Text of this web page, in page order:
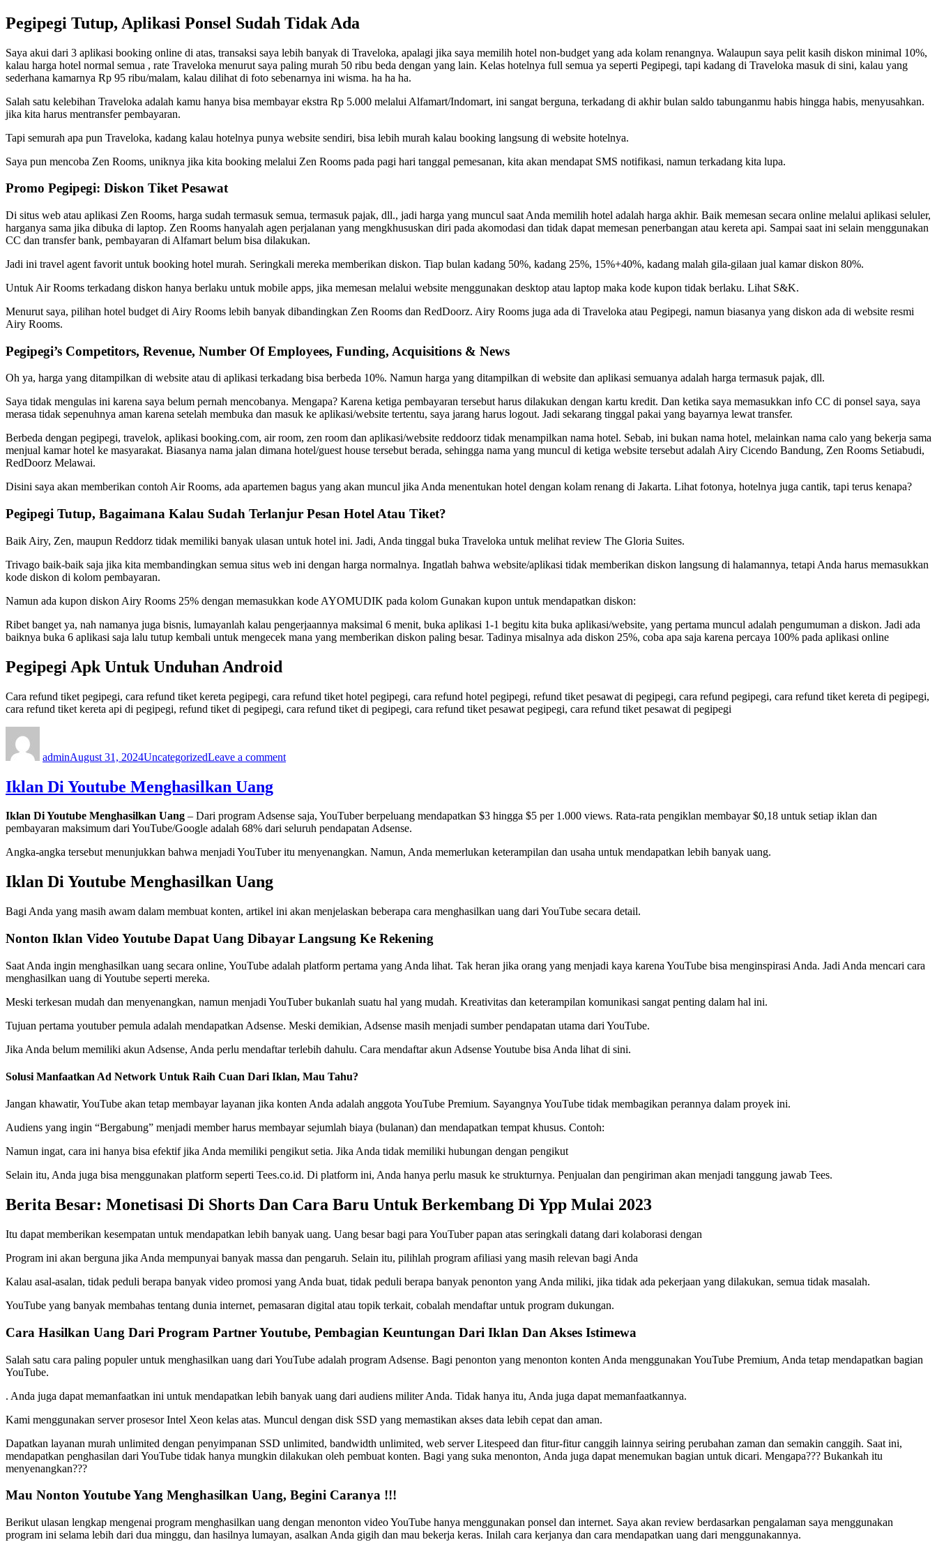
Pegipegi Tutup, Aplikasi Ponsel Sudah Tidak Ada
Saya akui dari 3 aplikasi booking online di atas, transaksi saya lebih banyak di Traveloka, apalagi jika saya memilih hotel non-budget yang ada kolam renangnya. Walaupun saya pelit kasih diskon minimal 10%,
kalau harga hotel normal semua , rate Traveloka menurut saya paling murah 50 ribu beda dengan yang lain. Kelas hotelnya full semua ya seperti Pegipegi, tapi kadang di Traveloka masuk di sini, kalau yang
sederhana kamarnya Rp 95 ribu/malam, kalau dilihat di foto sebenarnya ini wisma. ha ha ha.
Salah satu kelebihan Traveloka adalah kamu hanya bisa membayar ekstra Rp 5.000 melalui Alfamart/Indomart, ini sangat berguna, terkadang di akhir bulan saldo tabunganmu habis hingga habis, menyusahkan.
jika kita harus mentransfer pembayaran.
Tapi semurah apa pun Traveloka, kadang kalau hotelnya punya website sendiri, bisa lebih murah kalau booking langsung di website hotelnya.
Saya pun mencoba Zen Rooms, uniknya jika kita booking melalui Zen Rooms pada pagi hari tanggal pemesanan, kita akan mendapat SMS notifikasi, namun terkadang kita lupa.
Promo Pegipegi: Diskon Tiket Pesawat
Di situs web atau aplikasi Zen Rooms, harga sudah termasuk semua, termasuk pajak, dll., jadi harga yang muncul saat Anda memilih hotel adalah harga akhir. Baik memesan secara online melalui aplikasi seluler,
harganya sama jika dibuka di laptop. Zen Rooms hanyalah agen perjalanan yang mengkhususkan diri pada akomodasi dan tidak dapat memesan penerbangan atau kereta api. Sampai saat ini selain menggunakan
CC dan transfer bank, pembayaran di Alfamart belum bisa dilakukan.
Jadi ini travel agent favorit untuk booking hotel murah. Seringkali mereka memberikan diskon. Tiap bulan kadang 50%, kadang 25%, 15%+40%, kadang malah gila-gilaan jual kamar diskon 80%.
Untuk Air Rooms terkadang diskon hanya berlaku untuk mobile apps, jika memesan melalui website menggunakan desktop atau laptop maka kode kupon tidak berlaku. Lihat S&K.
Menurut saya, pilihan hotel budget di Airy Rooms lebih banyak dibandingkan Zen Rooms dan RedDoorz. Airy Rooms juga ada di Traveloka atau Pegipegi, namun biasanya yang diskon ada di website resmi
Airy Rooms.
Pegipegi’s Competitors, Revenue, Number Of Employees, Funding, Acquisitions & News
Oh ya, harga yang ditampilkan di website atau di aplikasi terkadang bisa berbeda 10%. Namun harga yang ditampilkan di website dan aplikasi semuanya adalah harga termasuk pajak, dll.
Saya tidak mengulas ini karena saya belum pernah mencobanya. Mengapa? Karena ketiga pembayaran tersebut harus dilakukan dengan kartu kredit. Dan ketika saya memasukkan info CC di ponsel saya, saya
merasa tidak sepenuhnya aman karena setelah membuka dan masuk ke aplikasi/website tertentu, saya jarang harus logout. Jadi sekarang tinggal pakai yang bayarnya lewat transfer.
Berbeda dengan pegipegi, travelok, aplikasi booking.com, air room, zen room dan aplikasi/website reddoorz tidak menampilkan nama hotel. Sebab, ini bukan nama hotel, melainkan nama calo yang bekerja sama
menjual kamar hotel ke masyarakat. Biasanya nama jalan dimana hotel/guest house tersebut berada, sehingga nama yang muncul di ketiga website tersebut adalah Airy Cicendo Bandung, Zen Rooms Setiabudi,
RedDoorz Melawai.
Disini saya akan memberikan contoh Air Rooms, ada apartemen bagus yang akan muncul jika Anda menentukan hotel dengan kolam renang di Jakarta. Lihat fotonya, hotelnya juga cantik, tapi terus kenapa?
Pegipegi Tutup, Bagaimana Kalau Sudah Terlanjur Pesan Hotel Atau Tiket?
Baik Airy, Zen, maupun Reddorz tidak memiliki banyak ulasan untuk hotel ini. Jadi, Anda tinggal buka Traveloka untuk melihat review The Gloria Suites.
Trivago baik-baik saja jika kita membandingkan semua situs web ini dengan harga normalnya. Ingatlah bahwa website/aplikasi tidak memberikan diskon langsung di halamannya, tetapi Anda harus memasukkan
kode diskon di kolom pembayaran.
Namun ada kupon diskon Airy Rooms 25% dengan memasukkan kode AYOMUDIK pada kolom Gunakan kupon untuk mendapatkan diskon:
Ribet banget ya, nah namanya juga bisnis, lumayanlah kalau pengerjaannya maksimal 6 menit, buka aplikasi 1-1 begitu kita buka aplikasi/website, yang pertama muncul adalah pengumuman a diskon. Jadi ada
baiknya buka 6 aplikasi saja lalu tutup kembali untuk mengecek mana yang memberikan diskon paling besar. Tadinya misalnya ada diskon 25%, coba apa saja karena percaya 100% pada aplikasi online
Pegipegi Apk Untuk Unduhan Android
Cara refund tiket pegipegi, cara refund tiket kereta pegipegi, cara refund tiket hotel pegipegi, cara refund hotel pegipegi, refund tiket pesawat di pegipegi, cara refund pegipegi, cara refund tiket kereta di pegipegi,
cara refund tiket kereta api di pegipegi, refund tiket di pegipegi, cara refund tiket di pegipegi, cara refund tiket pesawat pegipegi, cara refund tiket pesawat di pegipegi
adminAugust 31, 2024UncategorizedLeave a commentRefund
Iklan Di Youtube Menghasilkan Uang
Iklan Di Youtube Menghasilkan Uang – Dari program Adsense saja, YouTuber berpeluang mendapatkan $3 hingga $5 per 1.000 views. Rata-rata pengiklan membayar $0,18 untuk setiap iklan dan
pembayaran maksimum dari YouTube/Google adalah 68% dari seluruh pendapatan Adsense.
Angka-angka tersebut menunjukkan bahwa menjadi YouTuber itu menyenangkan. Namun, Anda memerlukan keterampilan dan usaha untuk mendapatkan lebih banyak uang.
Iklan Di Youtube Menghasilkan Uang
Bagi Anda yang masih awam dalam membuat konten, artikel ini akan menjelaskan beberapa cara menghasilkan uang dari YouTube secara detail.
Nonton Iklan Video Youtube Dapat Uang Dibayar Langsung Ke Rekening
Saat Anda ingin menghasilkan uang secara online, YouTube adalah platform pertama yang Anda lihat. Tak heran jika orang yang menjadi kaya karena YouTube bisa menginspirasi Anda. Jadi Anda mencari cara
menghasilkan uang di Youtube seperti mereka.
Meski terkesan mudah dan menyenangkan, namun menjadi YouTuber bukanlah suatu hal yang mudah. Kreativitas dan keterampilan komunikasi sangat penting dalam hal ini.
Tujuan pertama youtuber pemula adalah mendapatkan Adsense. Meski demikian, Adsense masih menjadi sumber pendapatan utama dari YouTube.
Jika Anda belum memiliki akun Adsense, Anda perlu mendaftar terlebih dahulu. Cara mendaftar akun Adsense Youtube bisa Anda lihat di sini.
Solusi Manfaatkan Ad Network Untuk Raih Cuan Dari Iklan, Mau Tahu?
Jangan khawatir, YouTube akan tetap membayar layanan jika konten Anda adalah anggota YouTube Premium. Sayangnya YouTube tidak membagikan perannya dalam proyek ini.
Audiens yang ingin “Bergabung” menjadi member harus membayar sejumlah biaya (bulanan) dan mendapatkan tempat khusus. Contoh:
Namun ingat, cara ini hanya bisa efektif jika Anda memiliki pengikut setia. Jika Anda tidak memiliki hubungan dengan pengikut
Selain itu, Anda juga bisa menggunakan platform seperti Tees.co.id. Di platform ini, Anda hanya perlu masuk ke strukturnya. Penjualan dan pengiriman akan menjadi tanggung jawab Tees.
Berita Besar: Monetisasi Di Shorts Dan Cara Baru Untuk Berkembang Di Ypp Mulai 2023
Itu dapat memberikan kesempatan untuk mendapatkan lebih banyak uang. Uang besar bagi para YouTuber papan atas seringkali datang dari kolaborasi dengan
Program ini akan berguna jika Anda mempunyai banyak massa dan pengaruh. Selain itu, pilihlah program afiliasi yang masih relevan bagi Anda
Kalau asal-asalan, tidak peduli berapa banyak video promosi yang Anda buat, tidak peduli berapa banyak penonton yang Anda miliki, jika tidak ada pekerjaan yang dilakukan, semua tidak masalah.
YouTube yang banyak membahas tentang dunia internet, pemasaran digital atau topik terkait, cobalah mendaftar untuk program dukungan.
Cara Hasilkan Uang Dari Program Partner Youtube, Pembagian Keuntungan Dari Iklan Dan Akses Istimewa
Salah satu cara paling populer untuk menghasilkan uang dari YouTube adalah program Adsense. Bagi penonton yang menonton konten Anda menggunakan YouTube Premium, Anda tetap mendapatkan bagian
YouTube.
. Anda juga dapat memanfaatkan ini untuk mendapatkan lebih banyak uang dari audiens militer Anda. Tidak hanya itu, Anda juga dapat memanfaatkannya.
Kami menggunakan server prosesor Intel Xeon kelas atas. Muncul dengan disk SSD yang memastikan akses data lebih cepat dan aman.
Dapatkan layanan murah unlimited dengan penyimpanan SSD unlimited, bandwidth unlimited, web server Litespeed dan fitur-fitur canggih lainnya seiring perubahan zaman dan semakin canggih. Saat ini,
mendapatkan penghasilan dari YouTube tidak hanya mungkin dilakukan oleh pembuat konten. Bagi yang suka menonton, Anda juga dapat menemukan bagian untuk dicari. Mengapa??? Bukankah itu
menyenangkan???
Mau Nonton Youtube Yang Menghasilkan Uang, Begini Caranya !!!
Berikut ulasan lengkap mengenai program menghasilkan uang dengan menonton video YouTube hanya menggunakan ponsel dan internet. Saya akan review berdasarkan pengalaman saya menggunakan
program ini selama lebih dari dua minggu, dan hasilnya lumayan, asalkan Anda gigih dan mau bekerja keras. Inilah cara kerjanya dan cara mendapatkan uang dari menggunakannya.